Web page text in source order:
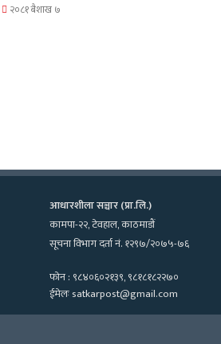
२०८१ बैशाख ७
आधारशीला सञ्चार (प्रा.लि.)
कामपा-२२, टेवहाल, काठमाडाैं
सूचना विभाग दर्ता नं. १२९७/२०७५-७६
फोन : ९८४०६०२१३९, ९८१८१८२२७०
ईमेलः satkarpost@gmail.com